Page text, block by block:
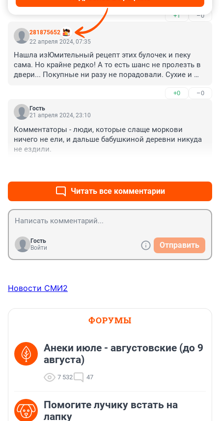
+1 –0
281875652
22 апреля 2024, 07:35
Нашла изЮмительный рецепт этих булочек и пеку
сама. Но крайне редко! А то есть шанс не пролезть в
двери... Покупные ни разу не порадовали. Сухие и
+0 –0
Гость
21 апреля 2024, 23:10
Комментаторы - люди, которые слаще моркови
ничего не ели, и дальше бабушкиной деревни никуда
не ездили.
Читать все комментарии
Гость
Войти
Отправить
Новости СМИ2
ФОРУМЫ
Анеки июле - августовские (до 9
августа)
7 532 47
Помогите лучику встать на
лапку